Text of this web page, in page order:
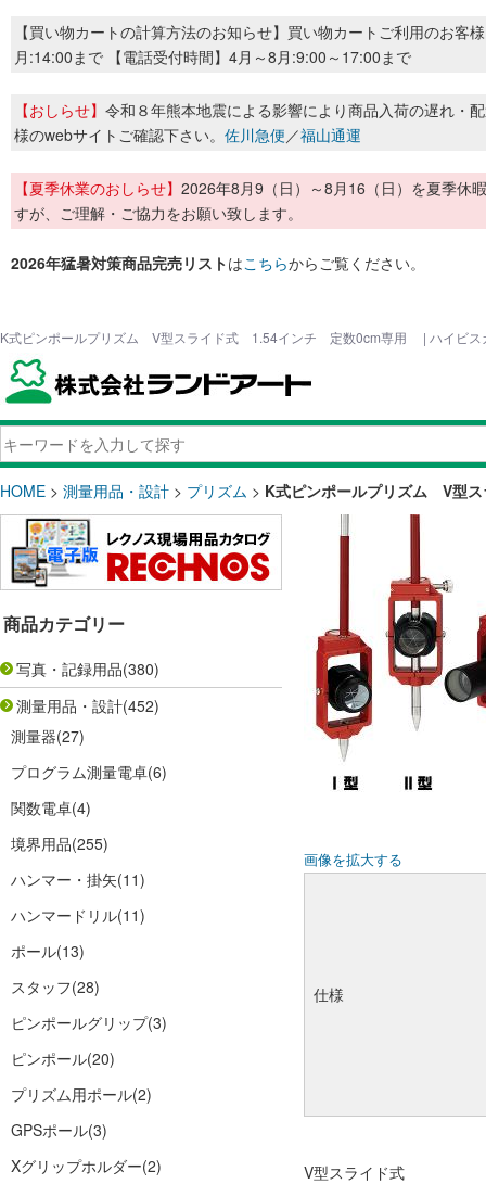
【買い物カートの計算方法のお知らせ】買い物カートご利用のお客
月:14:00まで 【電話受付時間】4月～8月:9:00～17:00まで
【おしらせ】 令和８年熊本地震による影響により商品入荷の遅れ・
様のwebサイトご確認下さい。 佐川急便／福山通運
【夏季休業のおしらせ】 2026年8月9（日）～8月16（日）を夏季休
すが、ご理解・ご協力をお願い致します。
2026年猛暑対策商品完売リストはこちらからご覧ください。
K式ピンポールプリズム V型スライド式 1.54インチ 定数0cm専用 | ハイビス
HOME > 測量用品・設計 > プリズム > K式ピンポールプリズム V
商品カテゴリー
写真・記録用品(380)
測量用品・設計(452)
測量器(27)
プログラム測量電卓(6)
関数電卓(4)
境界用品(255)
ハンマー・掛矢(11)
ハンマードリル(11)
ポール(13)
スタッフ(28)
ピンポールグリップ(3)
ピンポール(20)
プリズム用ポール(2)
GPSポール(3)
Xグリップホルダー(2)
画像を拡大する
仕様
V型スライド式